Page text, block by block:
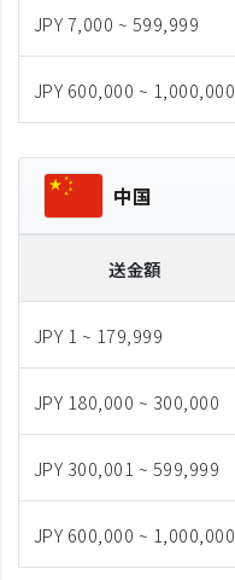
JPY 7,000 ~ 599,999
JPY 600,000 ~ 1,000,000
中国
送金額
JPY 1 ~ 179,999
JPY 180,000 ~ 300,000
JPY 300,001 ~ 599,999
JPY 600,000 ~ 1,000,000